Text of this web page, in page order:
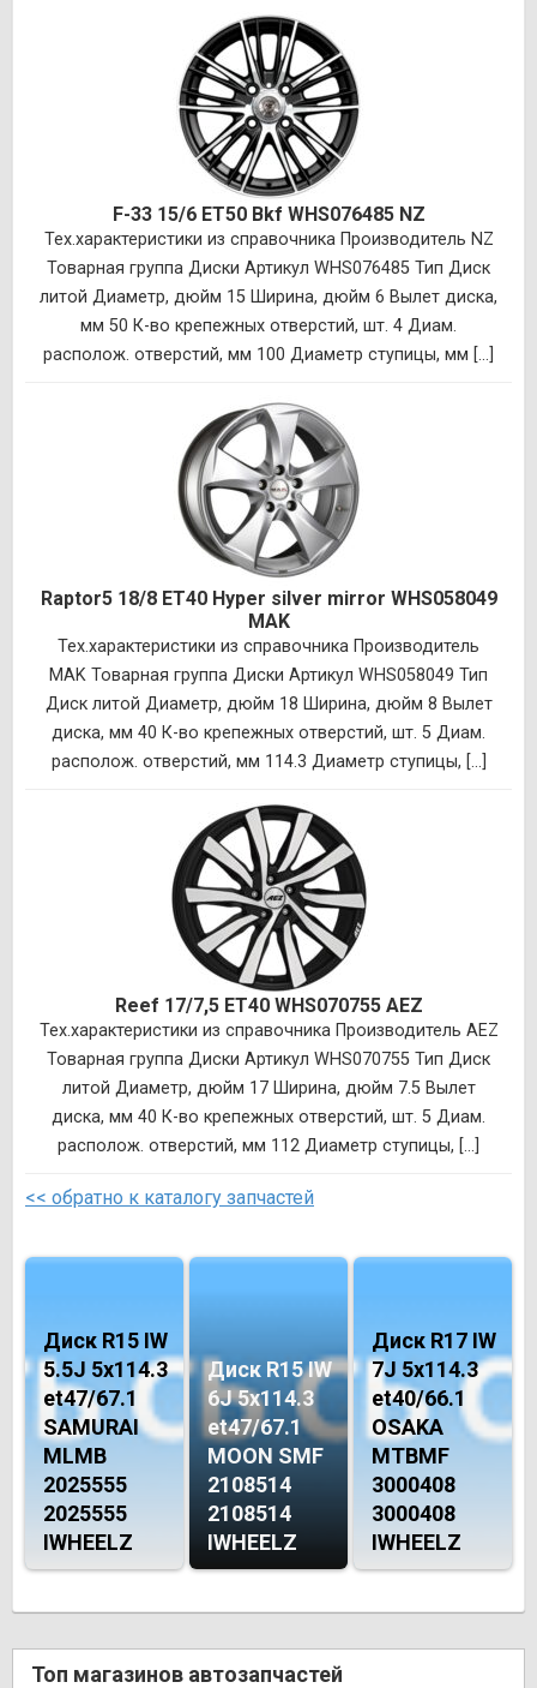
F-33 15/6 ET50 Bkf WHS076485 NZ
Тех.характеристики из справочника Производитель NZ
Товарная группа Диски Артикул WHS076485 Тип Диск
литой Диаметр, дюйм 15 Ширина, дюйм 6 Вылет диска,
мм 50 К-во крепежных отверстий, шт. 4 Диам.
располож. отверстий, мм 100 Диаметр ступицы, мм [...]
Raptor5 18/8 ET40 Hyper silver mirror WHS058049
MAK
Тех.характеристики из справочника Производитель
MAK Товарная группа Диски Артикул WHS058049 Тип
Диск литой Диаметр, дюйм 18 Ширина, дюйм 8 Вылет
диска, мм 40 К-во крепежных отверстий, шт. 5 Диам.
располож. отверстий, мм 114.3 Диаметр ступицы, [...]
Reef 17/7,5 ET40 WHS070755 AEZ
Тех.характеристики из справочника Производитель AEZ
Товарная группа Диски Артикул WHS070755 Тип Диск
литой Диаметр, дюйм 17 Ширина, дюйм 7.5 Вылет
диска, мм 40 К-во крепежных отверстий, шт. 5 Диам.
располож. отверстий, мм 112 Диаметр ступицы, [...]
<< обратно к каталогу запчастей
Диск R15 IW
5.5J 5х114.3
et47/67.1
SAMURAI
MLМB
2025555
2025555
IWHEELZ
Диск R15 IW
6J 5х114.3
et47/67.1
MOON SMF
2108514
2108514
IWHEELZ
Диск R17 IW
7J 5х114.3
et40/66.1
OSAKA
MTBMF
3000408
3000408
IWHEELZ
Топ магазинов автозапчастей